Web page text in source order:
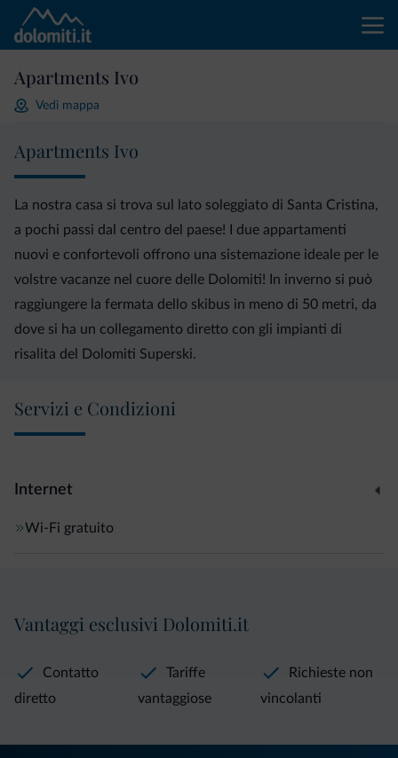
Apartments Ivo
Vedi mappa
Apartments Ivo
La nostra casa si trova sul lato soleggiato di Santa Cristina,
a pochi passi dal centro del paese! I due appartamenti
nuovi e confortevoli offrono una sistemazione ideale per le
volstre vacanze nel cuore delle Dolomiti! In inverno si può
raggiungere la fermata dello skibus in meno di 50 metri, da
dove si ha un collegamento diretto con gli impianti di
risalita del Dolomiti Superski.
Servizi e Condizioni
Internet
Wi-Fi gratuito
Vantaggi esclusivi Dolomiti.it
Contatto
diretto
Tariffe
vantaggiose
Richieste non
vincolanti